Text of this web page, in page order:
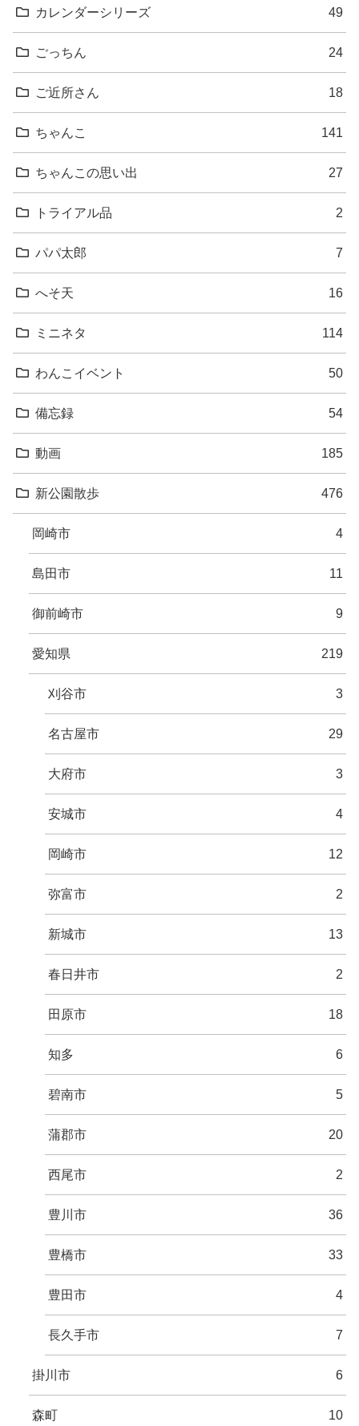
カレンダーシリーズ 49
ごっちん 24
ご近所さん 18
ちゃんこ 141
ちゃんこの思い出 27
トライアル品 2
パパ太郎 7
へそ天 16
ミニネタ 114
わんこイベント 50
備忘録 54
動画 185
新公園散歩 476
岡崎市 4
島田市 11
御前崎市 9
愛知県 219
刈谷市 3
名古屋市 29
大府市 3
安城市 4
岡崎市 12
弥富市 2
新城市 13
春日井市 2
田原市 18
知多 6
碧南市 5
蒲郡市 20
西尾市 2
豊川市 36
豊橋市 33
豊田市 4
長久手市 7
掛川市 6
森町 10